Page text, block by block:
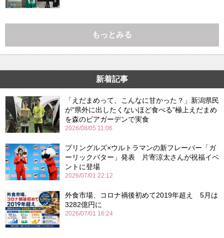
もっとみる
新着記事
「えだまめって、こんなに甘かった？」新潟県民
が“県外に出したくないほど食べる”極上えだまめ
を森のビアガーデンで実食
2026/08/05 11:06
プリングルズ×ウルトラマンの新フレーバー「ガ
ーリックバター」発表 片寄涼太さんが祝福イベ
ントに登場
2026/07/01 22:12
外食市場、コロナ禍後初めて2019年超え 5月は
3282億円に
2026/07/01 16:24